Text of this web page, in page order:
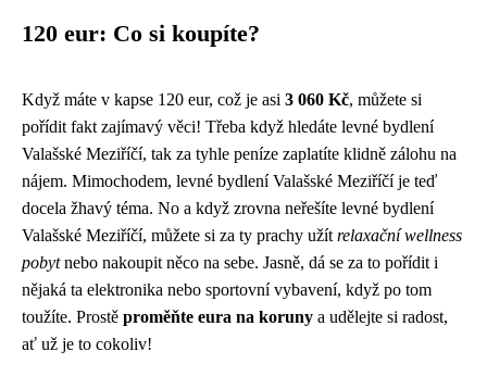
120 eur: Co si koupíte?
Když máte v kapse 120 eur, což je asi 3 060 Kč, můžete si
pořídit fakt zajímavý věci! Třeba když hledáte levné bydlení
Valašské Meziříčí, tak za tyhle peníze zaplatíte klidně zálohu na
nájem. Mimochodem, levné bydlení Valašské Meziříčíje teď
docela žhavý téma. No a když zrovna neřešíte levné bydlení
Valašské Meziříčí, můžete si za ty prachy užít relaxační wellness
pobytnebo nakoupit něco na sebe. Jasně, dá se za to pořídit i
nějaká ta elektronika nebo sportovní vybavení, když po tom
toužíte. Prostě proměňte eura na koruny a udělejte si radost,
ať už je to cokoliv!